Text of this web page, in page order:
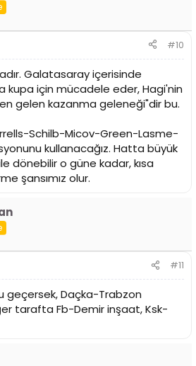
#10
Galatasaray içerisinde
kupa için mücadele eder, Hagi'nin
gelen kazanma geleneği"dir bu.
Schilb-Micov-Green-Lasme-
kullanacağız. Hatta büyük
dönebilir o güne kadar, kısa
şansımız olur.
#11
geçersek, Daçka-Trabzon
tarafta Fb-Demir inşaat, Ksk-